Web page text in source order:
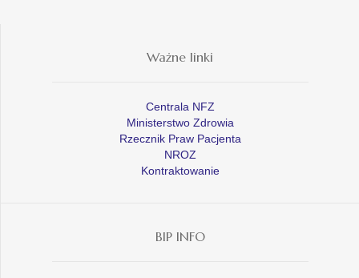
Ważne linki
Centrala NFZ
Ministerstwo Zdrowia
Rzecznik Praw Pacjenta
NROZ
Kontraktowanie
BIP INFO